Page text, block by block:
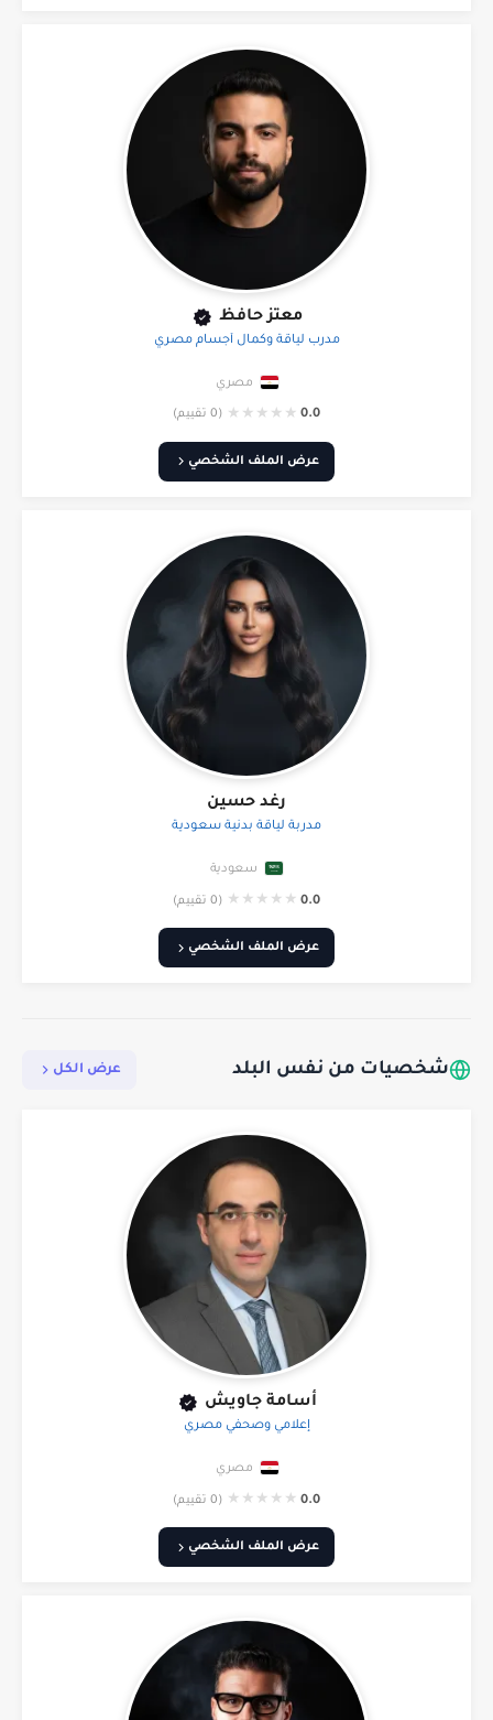
معتز حافظ
مدرب لياقة وكمال أجسام مصري
مصري
0.0
★
★
★
★
★ (0 تقييم)
عرض الملف الشخصي
رغد حسين
مدربة لياقة بدنية سعودية
سعودية
0.0
★
★
★
★
★ (0 تقييم)
عرض الملف الشخصي
شخصيات من نفس البلد عرض الكل
أسامة جاويش
إعلامي وصحفي مصري
مصري
0.0
★
★
★
★
★ (0 تقييم)
عرض الملف الشخصي